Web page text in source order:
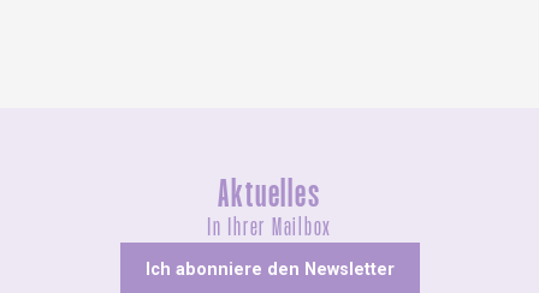
Aktuelles
In Ihrer Mailbox
Ich abonniere den Newsletter